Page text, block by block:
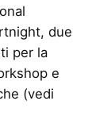
due
per la
e
(vedi